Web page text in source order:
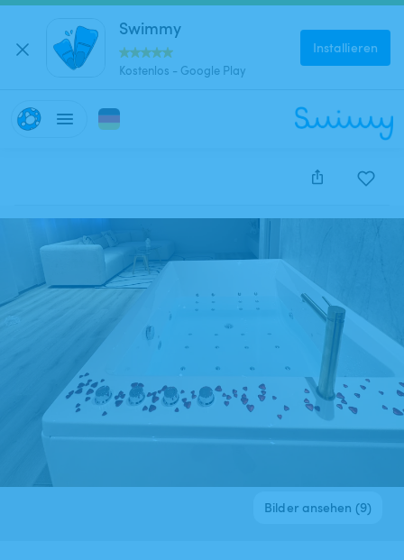
Swimmy
Kostenlos - Google Play
Installieren
Diese Anzeige wurde leider deaktiviert und kann nicht
Bilder ansehen (9)